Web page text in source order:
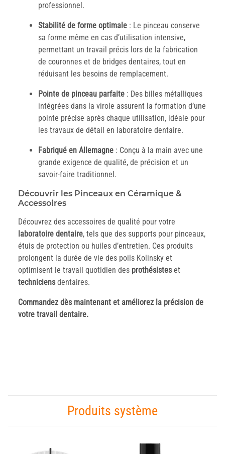
professionnel.
Stabilité de forme optimale : Le pinceau conserve
sa forme même en cas d’utilisation intensive,
permettant un travail précis lors de la fabrication
de couronnes et de bridges dentaires, tout en
réduisant les besoins de remplacement.
Pointe de pinceau parfaite : Des billes métalliques
intégrées dans la virole assurent la formation d’une
pointe précise après chaque utilisation, idéale pour
les travaux de détail en laboratoire dentaire.
Fabriqué en Allemagne : Conçu à la main avec une
grande exigence de qualité, de précision et un
savoir-faire traditionnel.
Découvrir les Pinceaux en Céramique &
Accessoires
Découvrez des accessoires de qualité pour votre
laboratoire dentaire, tels que des supports pour pinceaux,
étuis de protection ou huiles d’entretien. Ces produits
prolongent la durée de vie des poils Kolinsky et
optimisent le travail quotidien des prothésistes et
techniciens dentaires.
Commandez dès maintenant et améliorez la précision de
votre travail dentaire.
Produits système